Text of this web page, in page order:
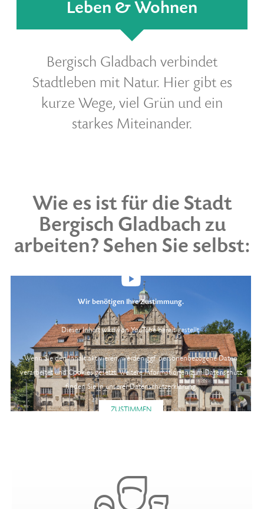
Leben & Wohnen
Bergisch Gladbach verbindet
Stadtleben mit Natur. Hier gibt es
kurze Wege, viel Grün und ein
starkes Miteinander.
Wie es ist für die Stadt
Bergisch Gladbach zu
arbeiten? Sehen Sie selbst:
Wir benötigen Ihre Zustimmung.
Dieser Inhalt wird von YouTube bereit gestellt.
Wenn Sie den Inhalt aktivieren, werden ggf. personenbezogene Daten
verarbeitet und Cookies gesetzt. Weitere Informationen zum Datenschutz
finden Sie in unsererDatenschutzerklärung.
ZUSTIMMEN